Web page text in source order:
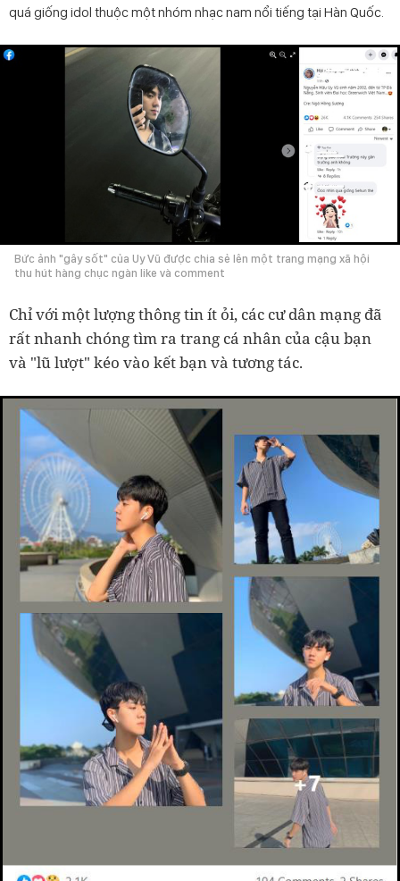
quá giống idol thuộc một nhóm nhạc nam nổi tiếng tại Hàn Quốc.
Bức ảnh "gây sốt" của Uy Vũ được chia sẻ lên một trang mạng xã hội
thu hút hàng chục ngàn like và comment
Chỉ với một lượng thông tin ít ỏi, các cư dân mạng đã
rất nhanh chóng tìm ra trang cá nhân của cậu bạn
và "lũ lượt" kéo vào kết bạn và tương tác.